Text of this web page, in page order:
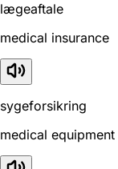
lægeaftale
medical insurance
sygeforsikring
medical equipment